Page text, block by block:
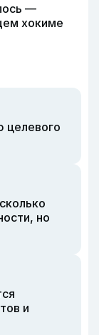
—
хокиме
целевого
но
и